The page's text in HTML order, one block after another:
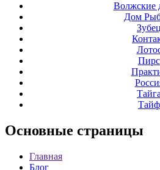
Волжские
Дом
Зубец
Пирс
Тайга
Тайф
Основные страницы
Главная
Блог